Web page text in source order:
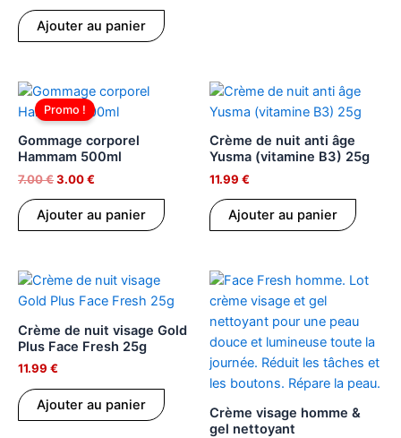
Ajouter au panier
Promo !
Gommage corporel
Hammam 500ml
7.00€
Le
prix
initial
7.00 €.
3.00€
Le
prix
actuel
3.00 €.
Ajouter au panier
Crème de nuit anti âge
Yusma (vitamine B3) 25g
11.99 €
Ajouter au panier
Crème de nuit visage Gold
Plus Face Fresh 25g
11.99 €
Ajouter au panier
Crème visage homme &
gel nettoyant